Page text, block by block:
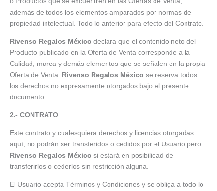
además de todos los elementos amparados por normas de
propiedad intelectual. Todo lo anterior para efecto del Contrato.
Rivenso Regalos México declara que el contenido neto del
Producto publicado en la Oferta de Venta corresponde a la
Calidad, marca y demás elementos que se señalen en la propia
Oferta de Venta. Rivenso Regalos México se reserva todos
los derechos no expresamente otorgados bajo el presente
documento.
2.- CONTRATO
Este contrato y cualesquiera derechos y licencias otorgadas
aquí, no podrán ser transferidos o cedidos por el Usuario pero
Rivenso Regalos México si estará en posibilidad de
transferirlos o cederlos sin restricción alguna.
El Usuario acepta Términos y Condiciones y se obliga a todo lo